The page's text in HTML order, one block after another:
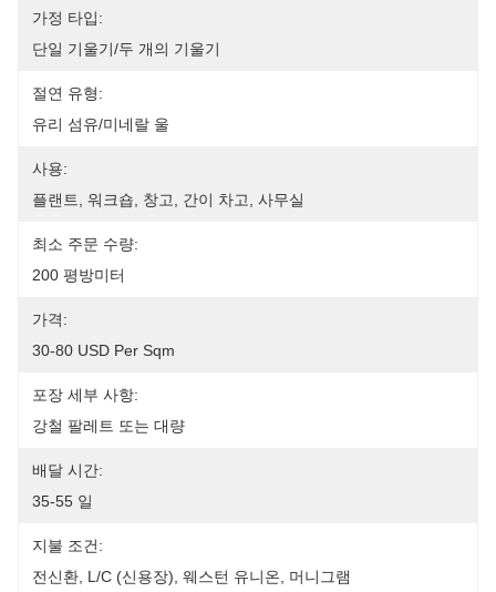
가정 타입:
단일 기울기/두 개의 기울기
절연 유형:
유리 섬유/미네랄 울
사용:
플랜트, 워크숍, 창고, 간이 차고, 사무실
최소 주문 수량:
200 평방미터
가격:
30-80 USD Per Sqm
포장 세부 사항:
강철 팔레트 또는 대량
배달 시간:
35-55 일
지불 조건:
전신환, L/C (신용장), 웨스턴 유니온, 머니그램